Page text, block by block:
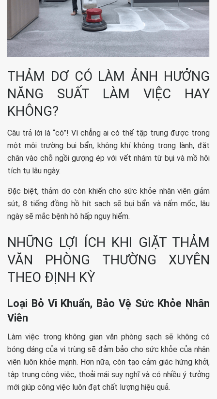
THẢM DƠ CÓ LÀM ẢNH HƯỞNG
NĂNG SUẤT LÀM VIỆC HAY
KHÔNG?
Câu trả lời là “có”! Vì chẳng ai có thể tập trung được trong
một môi trường bụi bẩn, không khí không trong lành, đặt
chân vào chỗ ngồi gượng ép với vết nhám từ bụi và mồ hôi
tích tụ lâu ngày.
Đặc biệt, thảm dơ còn khiến cho sức khỏe nhân viên giảm
sút, 8 tiếng đồng hồ hít sạch sẽ bụi bẩn và nấm mốc, lâu
ngày sẽ mắc bệnh hô hấp nguy hiểm.
NHỮNG LỢI ÍCH KHI GIẶT THẢM
VĂN PHÒNG THƯỜNG XUYÊN
THEO ĐỊNH KỲ
Loại Bỏ Vi Khuẩn, Bảo Vệ Sức Khỏe Nhân
Viên
Làm việc trong không gian văn phòng sạch sẽ không có
bóng dáng của vi trùng sẽ đảm bảo cho sức khỏe của nhân
viên luôn khỏe mạnh. Hơn nữa, còn tạo cảm giác hứng khởi,
tập trung công việc, thoải mái suy nghĩ và có nhiều ý tưởng
mới giúp công việc luôn đạt chất lượng hiệu quả.